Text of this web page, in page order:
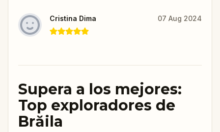
Cristina Dima 07 Aug 2024
Supera a los mejores:
Top exploradores de
Brăila